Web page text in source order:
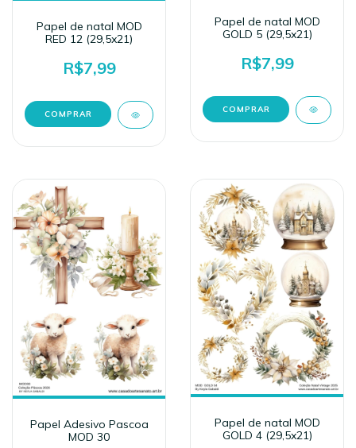
Papel de natal MOD
RED 12 (29,5x21)
R$7,99
Papel de natal MOD
GOLD 5 (29,5x21)
R$7,99
Papel Adesivo Pascoa
MOD 30
Papel de natal MOD
GOLD 4 (29,5x21)